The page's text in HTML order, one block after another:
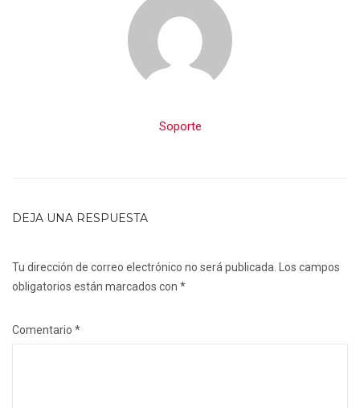
Soporte
DEJA UNA RESPUESTA
Tu dirección de correo electrónico no será publicada. Los campos
obligatorios están marcados con *
Comentario *